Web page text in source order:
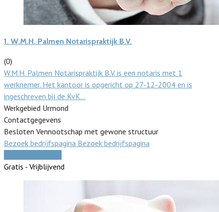
1. W.M.H. Palmen Notarispraktijk B.V.
(0)
W.M.H. Palmen Notarispraktijk B.V. is een notaris met 1
werknemer. Het kantoor is opgericht op 27-12-2004 en is
ingeschreven bij de KvK…
Werkgebied Urmond
Contactgegevens
Besloten Vennootschap met gewone structuur
Bezoek bedrijfspagina Bezoek bedrijfspagina
Gratis - Vrijblijvend